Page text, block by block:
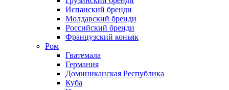
Испанский бренди
Молдавский бренди
Российский бренди
Французский коньяк
Ром
Гватемала
Германия
Доминиканская Республика
Куба